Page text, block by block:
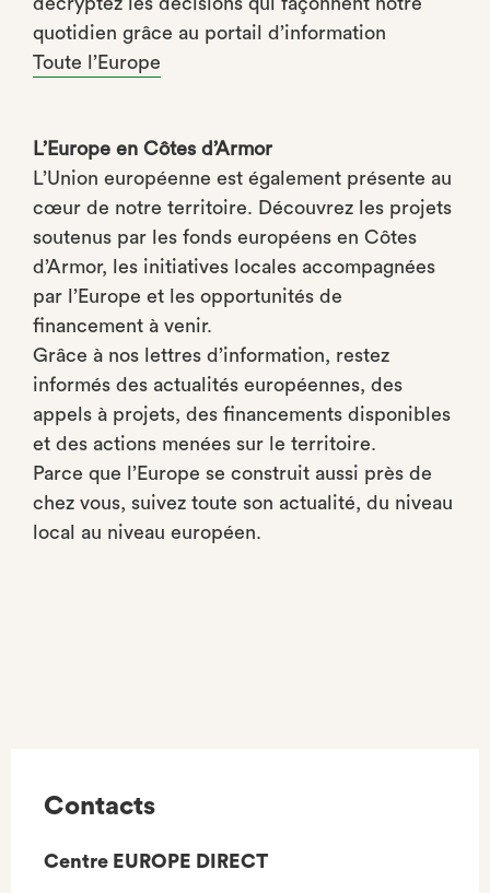
quotidien grâce au portail d’information
Toute l’Europe
L’Europe en Côtes d’Armor
L’Union européenne est également présente au
cœur de notre territoire. Découvrez les projets
soutenus par les fonds européens en Côtes
d’Armor, les initiatives locales accompagnées
par l’Europe et les opportunités de
financement à venir.
Grâce à nos lettres d’information, restez
informés des actualités européennes, des
appels à projets, des financements disponibles
et des actions menées sur le territoire.
Parce que l’Europe se construit aussi près de
chez vous, suivez toute son actualité, du niveau
local au niveau européen.
Contacts
Centre EUROPE DIRECT